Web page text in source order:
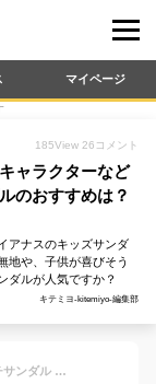
マイページ
185View 26 コメント
ャラクターなど
のおすすめは？
アナスのキッズサンダ
地や、子供が喜びそう
ダルが人気ですか？
キテミヨ-kitemiyo-編集部
【14.0-15.0cmのみ】【ハワイアナス】 ビーチサンダル havaianas キッズ・ピカパウ（ウッドペッカー） （KIDS PICA-PAU） キッズ 子供 【あす楽対応】